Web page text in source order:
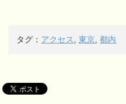
タグ： アクセス ,東京 ,都内